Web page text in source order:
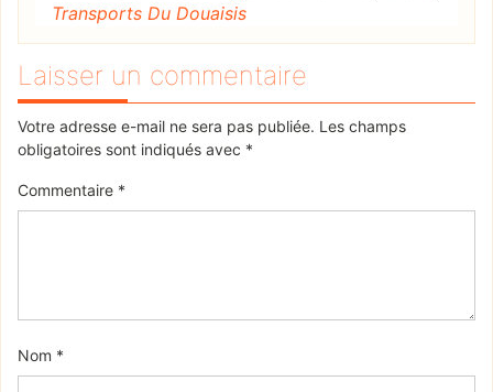
Transports Du Douaisis
Laisser un commentaire
Votre adresse e-mail ne sera pas publiée. Les champs
obligatoires sont indiqués avec *
Commentaire *
Nom *